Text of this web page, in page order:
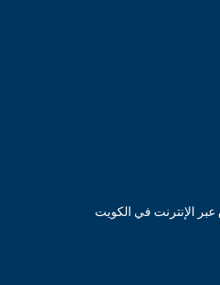
الإنترنت في الكويت